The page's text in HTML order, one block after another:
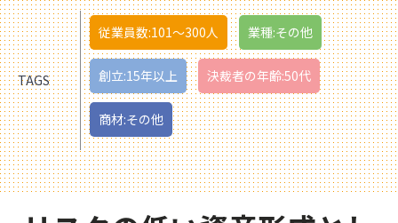
TAGS
従業員数:101〜300人 業種:その他
創立:15年以上 決裁者の年齢:50代
商材:その他